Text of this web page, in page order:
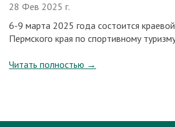
28 Фев 2025 г.
6-9 марта 2025 года состоится
Пермского края по спортивному
Читать полностью →